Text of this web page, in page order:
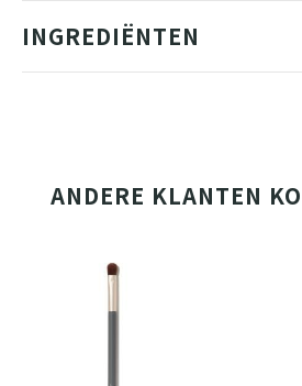
INGREDIËNTEN
ANDERE KLANTEN